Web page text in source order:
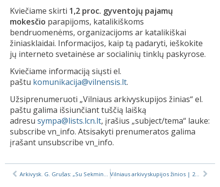
Kviečiame skirti 1,2 proc. gyventojų pajamų
mokesčio parapijoms, katalikiškoms
bendruomenėms, organizacijoms ar katalikiškai
žiniasklaidai. Informacijos, kaip tą padaryti, ieškokite
jų interneto svetainėse ar socialinių tinklų paskyrose.
Kviečiame informaciją siųsti el.
paštu komunikacija@vilnensis.lt.
Užsiprenumeruoti „Vilniaus arkivyskupijos žinias“ el.
paštu galima išsiunčiant tuščią laišką
adresu sympa@lists.lcn.lt, įrašius „subject/tema“ lauke:
subscribe vn_info. Atsisakyti prenumeratos galima
įrašant unsubscribe vn_info.